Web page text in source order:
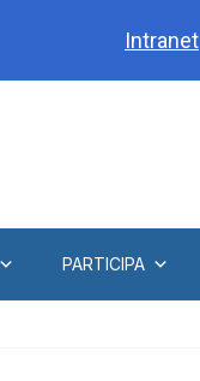
Intranet
PARTICIPA